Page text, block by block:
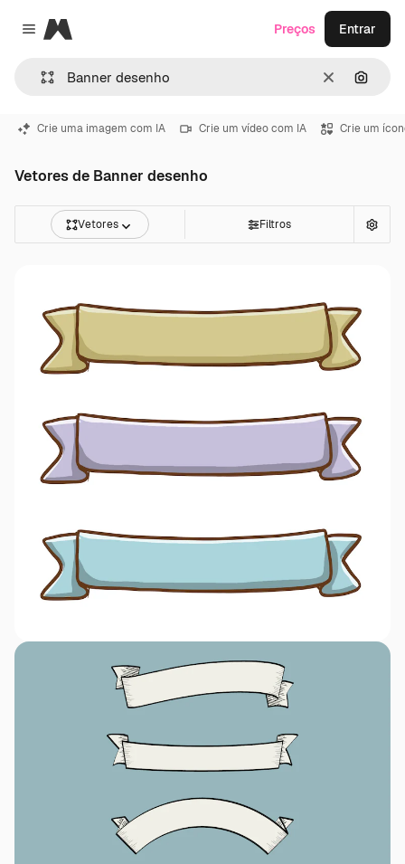
Close menu
Magnific
Limpar
Preços Entrar
Crie uma imagem com IA Crie um vídeo com IA Crie um
Vetores de Banner desenho
Vetores Filtros